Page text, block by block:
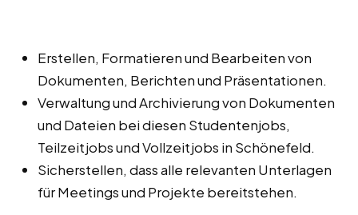
Erstellen, Formatieren und Bearbeiten von
Dokumenten, Berichten und Präsentationen.
Verwaltung und Archivierung von Dokumenten
und Dateien bei diesen Studentenjobs,
Teilzeitjobs und Vollzeitjobs in Schönefeld.
Sicherstellen, dass alle relevanten Unterlagen
für Meetings und Projekte bereitstehen.